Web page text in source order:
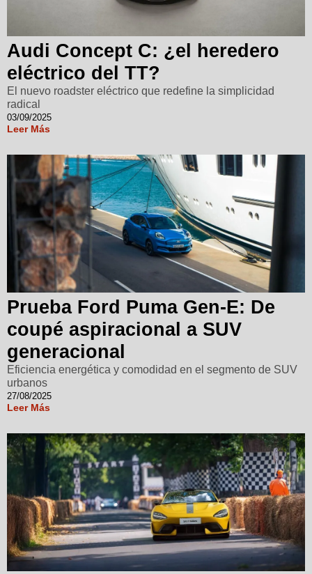
Audi Concept C: ¿el heredero
eléctrico del TT?
El nuevo roadster eléctrico que redefine la simplicidad
radical
03/09/2025
Leer Más
Prueba Ford Puma Gen-E: De
coupé aspiracional a SUV
generacional
Eficiencia energética y comodidad en el segmento de SUV
urbanos
27/08/2025
Leer Más